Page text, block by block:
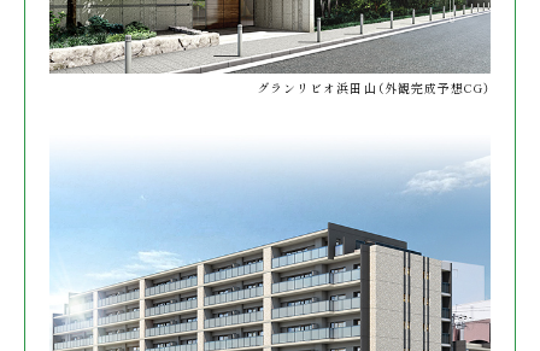
グランリビオ浜田山 （外観完成予想CG）